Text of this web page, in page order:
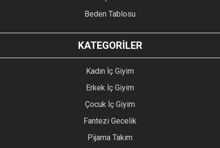
Beden Tablosu
KATEGORİLER
Kadın İç Giyim
Erkek İç Giyim
Çocuk İç Giyim
Fantezi Gecelik
Pijama Takım